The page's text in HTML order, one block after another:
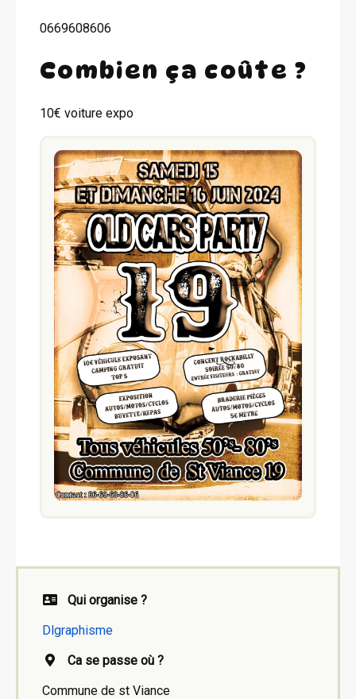
0669608606
Combien ça coûte ?
10€ voiture expo
Qui organise ?
Dlgraphisme
Ca se passe où ?
Commune de st Viance